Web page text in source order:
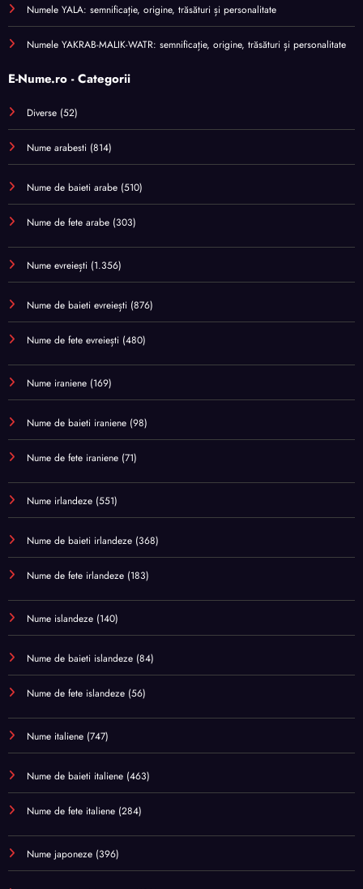
Numele YALA: semnificație, origine, trăsături și personalitate
Numele YAKRAB-MALIK-WATR: semnificație, origine, trăsături și personalitate
E-Nume.ro - Categorii
Diverse (52)
Nume arabesti (814)
Nume de baieti arabe (510)
Nume de fete arabe (303)
Nume evreiești (1.356)
Nume de baieti evreiești (876)
Nume de fete evreiești (480)
Nume iraniene (169)
Nume de baieti iraniene (98)
Nume de fete iraniene (71)
Nume irlandeze (551)
Nume de baieti irlandeze (368)
Nume de fete irlandeze (183)
Nume islandeze (140)
Nume de baieti islandeze (84)
Nume de fete islandeze (56)
Nume italiene (747)
Nume de baieti italiene (463)
Nume de fete italiene (284)
Nume japoneze (396)